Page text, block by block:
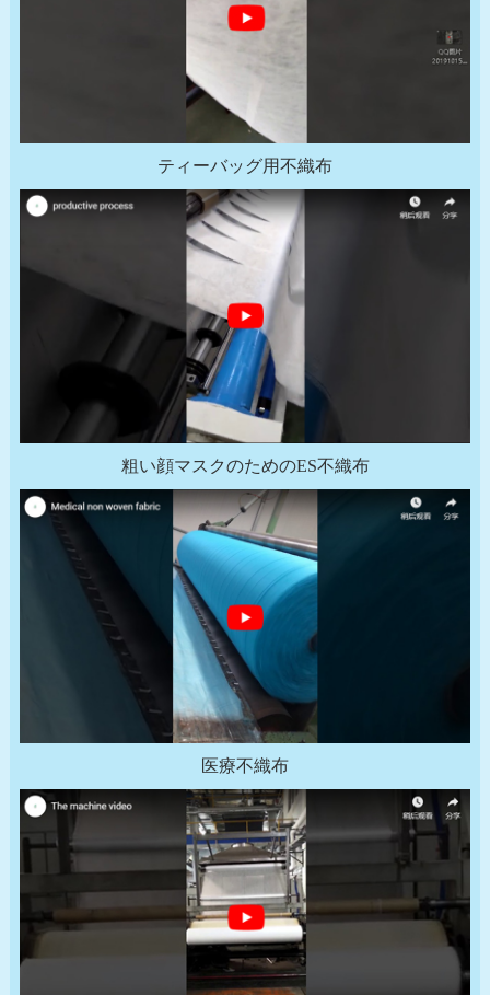
ティーバッグ用不織布
粗い顔マスクのためのES不織布
医療不織布